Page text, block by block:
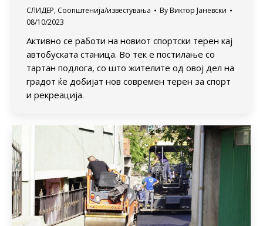
СЛИДЕР, Соопштенија/известувања By Виктор Јаневски
08/10/2023
Активно се работи на новиот спортски терен кај
автобуската станица. Во тек е постилање со
тартан подлога, со што жителите од овој дел на
градот ќе добијат нов современ терен за спорт
и рекреација.